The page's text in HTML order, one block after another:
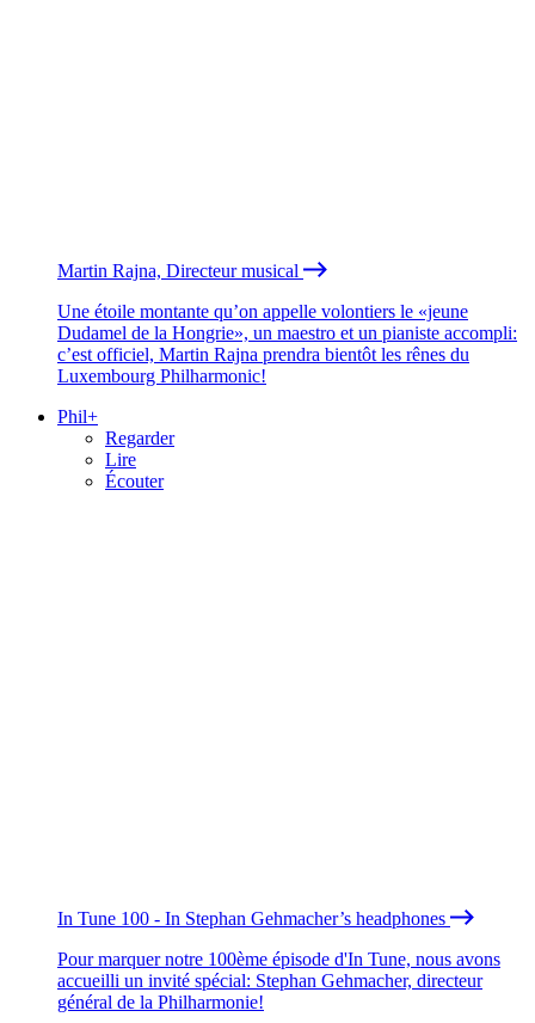
Martin Rajna, Directeur musical
Une étoile montante qu’on appelle volontiers le «jeune
Dudamel de la Hongrie», un maestro et un pianiste accompli:
c’est officiel, Martin Rajna prendra bientôt les rênes du
Luxembourg Philharmonic!
Phil+
Regarder
Lire
Écouter
In Tune 100 - In Stephan Gehmacher’s headphones
Pour marquer notre 100ème épisode d'In Tune, nous avons
accueilli un invité spécial: Stephan Gehmacher, directeur
général de la Philharmonie!